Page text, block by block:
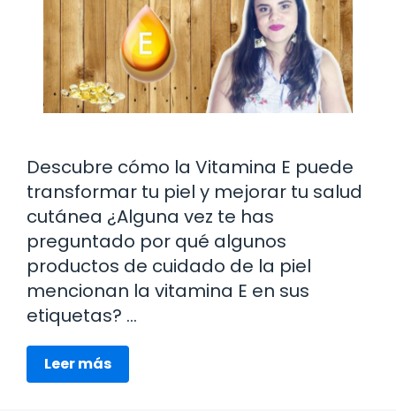
Descubre cómo la Vitamina E puede
transformar tu piel y mejorar tu salud
cutánea ¿Alguna vez te has
preguntado por qué algunos
productos de cuidado de la piel
mencionan la vitamina E en sus
etiquetas? …
Leer más